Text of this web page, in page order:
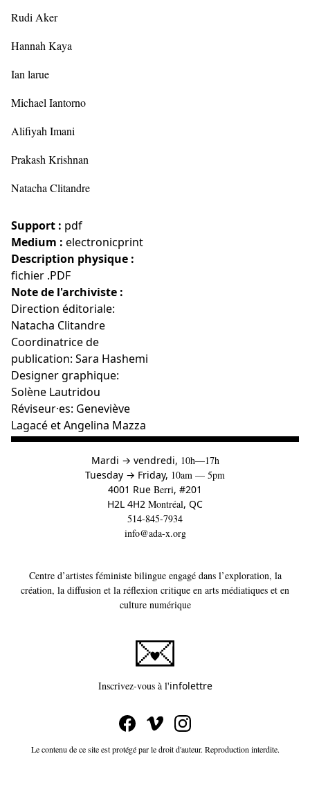
Rudi Aker
Hannah Kaya
Ian larue
Michael Iantorno
Alifiyah Imani
Prakash Krishnan
Natacha Clitandre
Support : pdf
Medium : electronicprint
Description physique :
fichier .PDF
Note de l'archiviste :
Direction éditoriale:
Natacha Clitandre
Coordinatrice de
publication: Sara Hashemi
Designer graphique:
Solène Lautridou
Réviseur·es: Geneviève
Lagacé et Angelina Mazza
Mardi →àvendredi, 10h—17h
Tuesday → to
Friday, 10am — 5pm
4001 Rue Berri, #201
H2L 4H2 Montréal, QC
514-845-7934
info@ada-x.org
Centre d’artistes féministe bilingue engagé dans l’exploration, la
création, la diffusion et la réflexion critique en arts médiatiques et en
culture numérique
Inscrivez-vous à l'infolettreCe lien s'ouvrira dans
Le contenu de ce site est protégé par le droit d'auteur. Reproduction interdite.